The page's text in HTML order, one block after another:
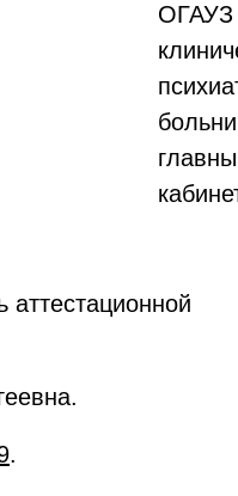
ОГАУЗ
аттестационной
.